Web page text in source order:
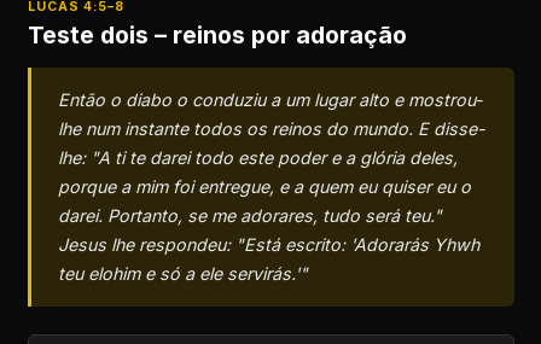
LUCAS 4:5–8
Teste dois – reinos por adoração
Então o diabo o conduziu a um lugar alto e mostrou-
lhe num instante todos os reinos do mundo. E disse-
lhe: "A ti te darei todo este poder e a glória deles,
porque a mim foi entregue, e a quem eu quiser eu o
darei. Portanto, se me adorares, tudo será teu."
Jesus lhe respondeu: "Está escrito: 'Adorarás Yhwh
teu elohim e só a ele servirás.'"